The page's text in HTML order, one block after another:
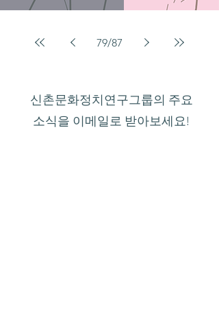
79/87
신촌문화정치연구그룹의 주요
소식을 이메일로 받아보세요!